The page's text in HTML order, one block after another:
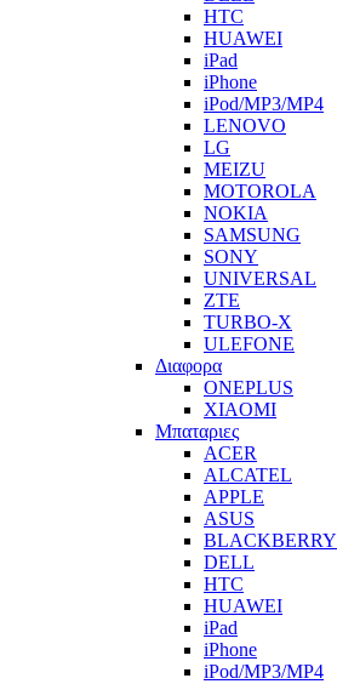
HTC
HUAWEI
iPad
iPhone
iPod/MP3/MP4
LENOVO
LG
MEIZU
MOTOROLA
NOKIA
SAMSUNG
SONY
UNIVERSAL
ZTE
TURBO-X
ULEFONE
Διαφορα
ONEPLUS
XIAOMI
Μπαταριες
ACER
ALCATEL
APPLE
ASUS
BLACKBERRY
DELL
HTC
HUAWEI
iPad
iPhone
iPod/MP3/MP4